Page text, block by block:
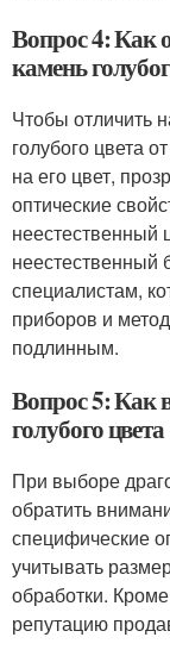
Вопрос 4: Как
камень
Чтобы отличить
голубого цвета
на его цвет,
оптические
неестественный
неестественный
специалистам,
приборов и
подлинным.
Вопрос 5: Как
голубого цвета
При выборе
обратить
специфические
учитывать
обработки.
репутацию